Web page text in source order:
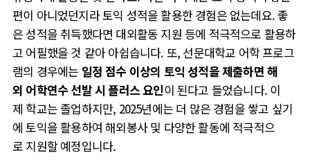
편이 아니었던지라 토익 성적을 활용한 경험은 없는데요. 좋
은 성적을 취득했다면 대외활동 지원 등에 적극적으로 활용하
고 어필했을 것 같아 아쉽습니다. 또, 선문대학교 어학 프로그
램의 경우에는 일정 점수 이상의 토익 성적을 제출하면 해
외 어학연수 선발 시 플러스 요인이 된다고 들었습니다. 이
제 학교는 졸업하지만, 2025년에는 더 많은 경험을 쌓고 싶기
에 토익을 활용하여 해외봉사 및 다양한 활동에 적극적으
로 지원할 예정입니다.